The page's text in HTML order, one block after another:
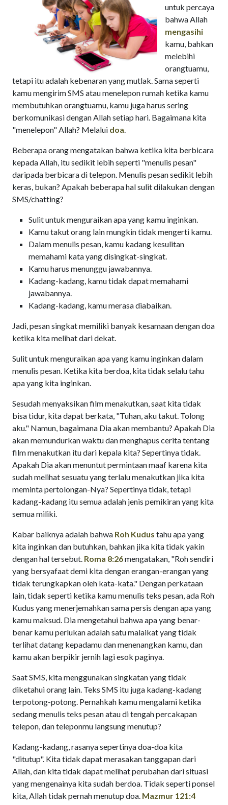
untuk percaya
bahwa Allah
mengasihi
kamu, bahkan
melebihi
orangtuamu,
tetapi itu adalah kebenaran yang mutlak. Sama seperti
kamu mengirim SMS atau menelepon rumah ketika kamu
membutuhkan orangtuamu, kamu juga harus sering
berkomunikasi dengan Allah setiap hari. Bagaimana kita
"menelepon" Allah? Melalui doa.
Beberapa orang mengatakan bahwa ketika kita berbicara
kepada Allah, itu sedikit lebih seperti "menulis pesan"
daripada berbicara di telepon. Menulis pesan sedikit lebih
keras, bukan? Apakah beberapa hal sulit dilakukan dengan
SMS/chatting?
Sulit untuk menguraikan apa yang kamu inginkan.
Kamu takut orang lain mungkin tidak mengerti kamu.
Dalam menulis pesan, kamu kadang kesulitan
memahami kata yang disingkat-singkat.
Kamu harus menunggu jawabannya.
Kadang-kadang, kamu tidak dapat memahami
jawabannya.
Kadang-kadang, kamu merasa diabaikan.
Jadi, pesan singkat memiliki banyak kesamaan dengan doa
ketika kita melihat dari dekat.
Sulit untuk menguraikan apa yang kamu inginkan dalam
menulis pesan. Ketika kita berdoa, kita tidak selalu tahu
apa yang kita inginkan.
Sesudah menyaksikan film menakutkan, saat kita tidak
bisa tidur, kita dapat berkata, "Tuhan, aku takut. Tolong
aku." Namun, bagaimana Dia akan membantu? Apakah Dia
akan memundurkan waktu dan menghapus cerita tentang
film menakutkan itu dari kepala kita? Sepertinya tidak.
Apakah Dia akan menuntut permintaan maaf karena kita
sudah melihat sesuatu yang terlalu menakutkan jika kita
meminta pertolongan-Nya? Sepertinya tidak, tetapi
kadang-kadang itu semua adalah jenis pemikiran yang kita
semua miliki.
Kabar baiknya adalah bahwa Roh Kudus tahu apa yang
kita inginkan dan butuhkan, bahkan jika kita tidak yakin
dengan hal tersebut. Roma 8:26mengatakan, "Roh sendiri
yang bersyafaat demi kita dengan erangan-erangan yang
tidak terungkapkan oleh kata-kata." Dengan perkataan
lain, tidak seperti ketika kamu menulis teks pesan, ada Roh
Kudus yang menerjemahkan sama persis dengan apa yang
kamu maksud. Dia mengetahui bahwa apa yang benar-
benar kamu perlukan adalah satu malaikat yang tidak
terlihat datang kepadamu dan menenangkan kamu, dan
kamu akan berpikir jernih lagi esok paginya.
Saat SMS, kita menggunakan singkatan yang tidak
diketahui orang lain. Teks SMS itu juga kadang-kadang
terpotong-potong. Pernahkah kamu mengalami ketika
sedang menulis teks pesan atau di tengah percakapan
telepon, dan teleponmu langsung menutup?
Kadang-kadang, rasanya sepertinya doa-doa kita
"ditutup". Kita tidak dapat merasakan tanggapan dari
Allah, dan kita tidak dapat melihat perubahan dari situasi
yang mengenainya kita sudah berdoa. Tidak seperti ponsel
kita, Allah tidak pernah menutup doa. Mazmur 121:4